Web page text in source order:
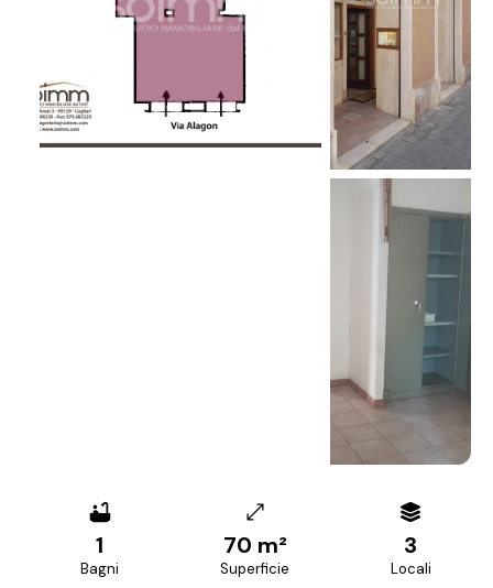
1
Bagni
70 m²
Superficie
3
Locali